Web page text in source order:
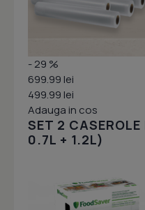
- 29 %
699.99 lei
499.99 lei
Adauga in cos
SET 2
0.7L + 1.2L)